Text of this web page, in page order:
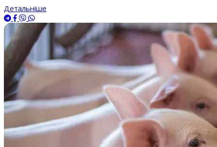
Детальніше